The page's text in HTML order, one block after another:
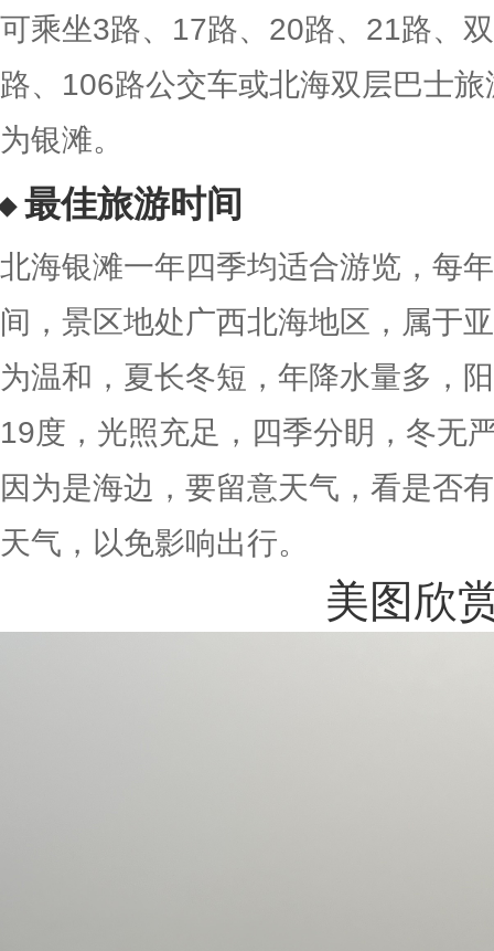
可乘坐3路、17路、20路、21路、
路、106路公交车或北海双层巴士
为银滩。
最佳旅游时间
北海银滩一年四季均适合游览，每
间，景区地处广西北海地区，属于
为温和，夏长冬短，年降水量多，
19度，光照充足，四季分眀，冬无
因为是海边，要留意天气，看是否
天气，以免影响出行。
美图欣